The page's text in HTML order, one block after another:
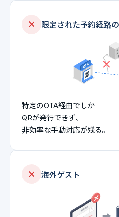
限定された予約経路
特定のOTA経由でしか
QRが発行できず、
非効率な手動対応が残る。
海外ゲスト